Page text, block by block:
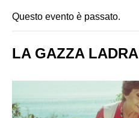
Questo evento è passato.
LA GAZZA LADRA